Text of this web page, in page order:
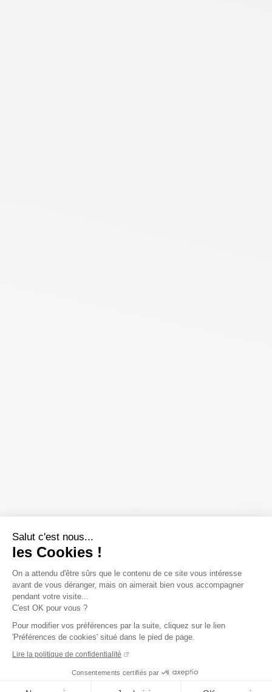
Salut c'est nous...
les Cookies !
On a attendu d'être sûrs que le contenu de ce site vous intéresse
avant de vous déranger, mais on aimerait bien vous accompagner
pendant votre visite...
C'est OK pour vous ?
Pour modifier vos préférences par la suite, cliquez sur le lien
'Préférences de cookies' situé dans le pied de page.
Lire la politique de confidentialité
Consentements certifiés par